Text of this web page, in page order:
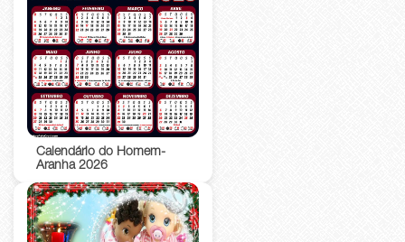
Calendário do Homem-
Aranha 2026